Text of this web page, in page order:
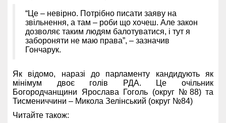
“Це – невірно. Потрібно писати заяву на
звільнення, а там – роби що хочеш. Але закон
дозволяє таким людям балотуватися, і тут я
забороняти не маю права”, – зазначив
Гончарук.
Як відомо, наразі до парламенту кандидують як
мінімум двоє голів РДА. Це очільник
Богородчанщини Ярослава Гоголь (округ №88) та
Тисмениччини – Микола Зелінський (округ №84)
Читайте також: